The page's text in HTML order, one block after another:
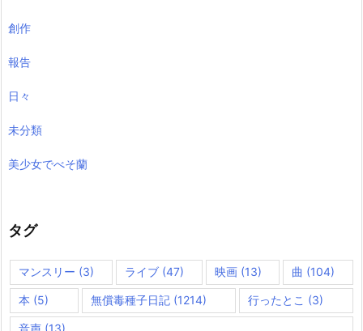
創作
報告
日々
未分類
美少女でべそ蘭
タグ
マンスリー (3) ライブ(47) 映画(13) 曲 (104)
本 (5) 無償毒種子日記(1214) 行ったとこ (3)
音声 (13)